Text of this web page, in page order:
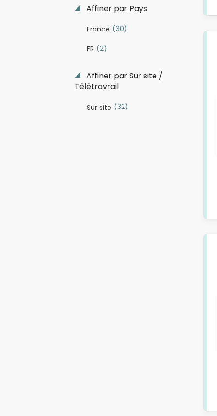
Affiner par Pays
France (30)
FR (2)
Affiner par Sur site /
Télétravrail
Sur site (32)